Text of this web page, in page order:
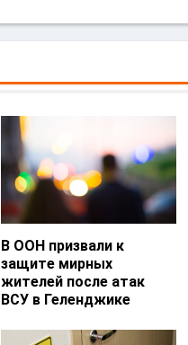
В ООН призвали к
защите мирных
жителей после атак
ВСУ в Геленджике